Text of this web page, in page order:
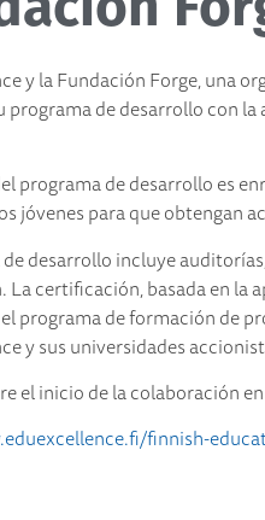
y la Fundación Forge, una
programa de desarrollo con
programa de desarrollo es
jóvenes para que obtengan
desarrollo incluye
certificación, basada en la
programa de formación de
y sus universidades
el inicio de la colaboración
finnish-